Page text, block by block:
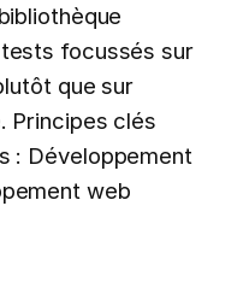
focussés sur
que sur
Principes clés
: Développement
web